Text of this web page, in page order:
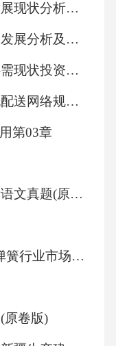
的绿色化。以
物酶催化纤维
艺具有以下优
②生产过程无
，生物法已
种新型绿色溶
收等优点。
法是一种绿
2026中国智能家居行业发展现状分析市场竞争投资评估规划报告
2026慢性病管理行业市场发展分析及发展趋势与投资管理策略研究报告
2026中国体育行业市场供需现状投资评估规划分析研究报告
2026中国无人机城市物流配送网络规划与低空经济政策红利前瞻报告
第03章
2025黑龙江省绥化市中考语文真题(原卷版)
2026-2030中国平面涡旋弹簧行业市场发展趋势与前景展望战略分析研究报告
原卷版)